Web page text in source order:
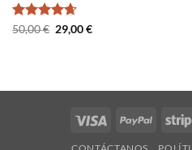
Valorado
50,00€ El
precio
29,00€El
Visa PayPal